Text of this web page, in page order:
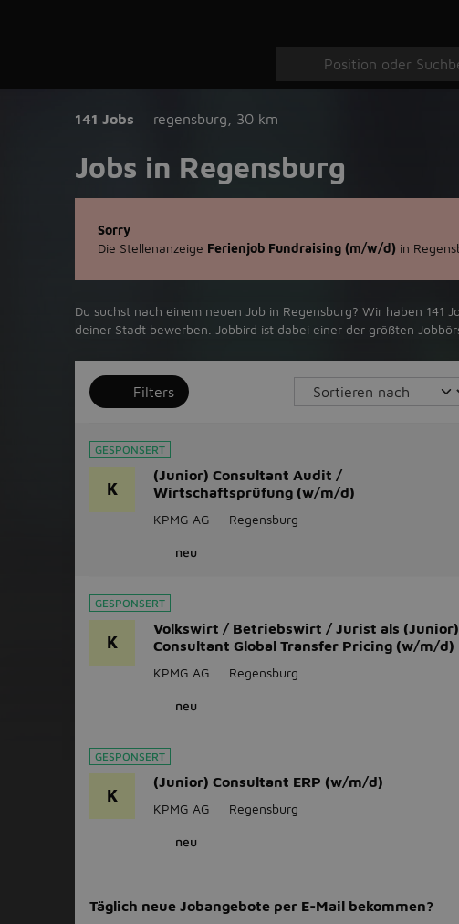
141 Jobs regensburg 30 km
Jobs in Regensburg
Sorry
Die Stellenanzeige Ferienjob Fundraising (m/w/d) in
Du suchst nach einem neuen Job in Regensburg? Wir haben
deiner Stadt bewerben. Jobbird ist dabei einer der größten
Filters
GESPONSERT
K
(Junior) Consultant Audit /
Wirtschaftsprüfung (w/m/d)
KPMG AG Regensburg
neu
GESPONSERT
K
Volkswirt / Betriebswirt / Jurist als (Junior)
Consultant Global Transfer Pricing (w/m/d)
KPMG AG Regensburg
neu
GESPONSERT
K
(Junior) Consultant ERP (w/m/d)
KPMG AG Regensburg
neu
Täglich neue Jobangebote per E-Mail bekommen?